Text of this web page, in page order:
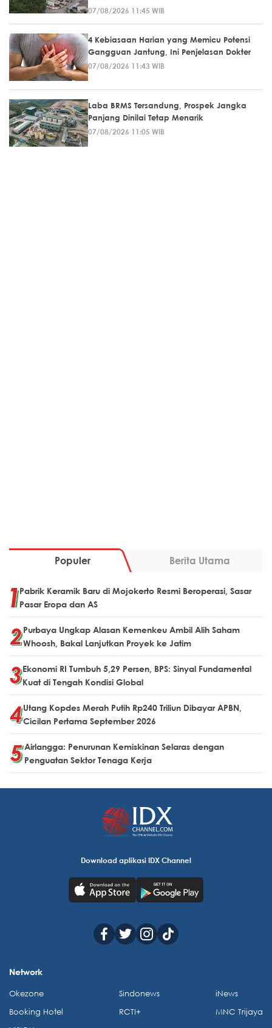
07/08/2026 11:45 WIB
4 Kebiasaan Harian yang Memicu Potensi
Gangguan Jantung, Ini Penjelasan Dokter
07/08/2026 11:43 WIB
Laba BRMS Tersandung, Prospek Jangka
Panjang Dinilai Tetap Menarik
07/08/2026 11:05 WIB
Populer Berita Utama
Pabrik Keramik Baru di Mojokerto Resmi Beroperasi, Sasar
Pasar Eropa dan AS
Purbaya Ungkap Alasan Kemenkeu Ambil Alih Saham
Whoosh, Bakal Lanjutkan Proyek ke Jatim
Ekonomi RI Tumbuh 5,29 Persen, BPS: Sinyal Fundamental
Kuat di Tengah Kondisi Global
Utang Kopdes Merah Putih Rp240 Triliun Dibayar APBN,
Cicilan Pertama September 2026
Airlangga: Penurunan Kemiskinan Selaras dengan
Penguatan Sektor Tenaga Kerja
Download aplikasi IDX Channel
Network
Okezone
Booking Hotel
Sindonews
RCTI+
iNews
MNC Trijaya